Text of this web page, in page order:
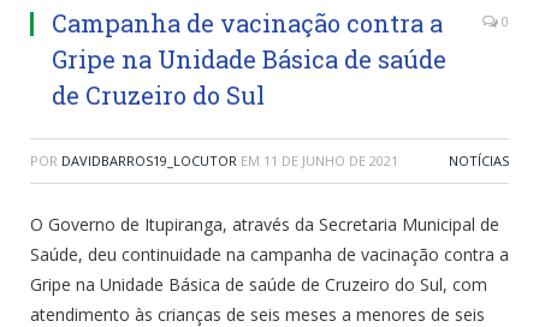
Campanha de vacinação contra a
Gripe na Unidade Básica de saúde
de Cruzeiro do Sul
0
POR DAVIDBARROS19_LOCUTOR EM 11 DE JUNHO DE 2021 NOTÍCIAS
O Governo de Itupiranga, através da Secretaria Municipal de
Saúde, deu continuidade na campanha de vacinação contra a
Gripe na Unidade Básica de saúde de Cruzeiro do Sul, com
atendimento às crianças de seis meses a menores de seis